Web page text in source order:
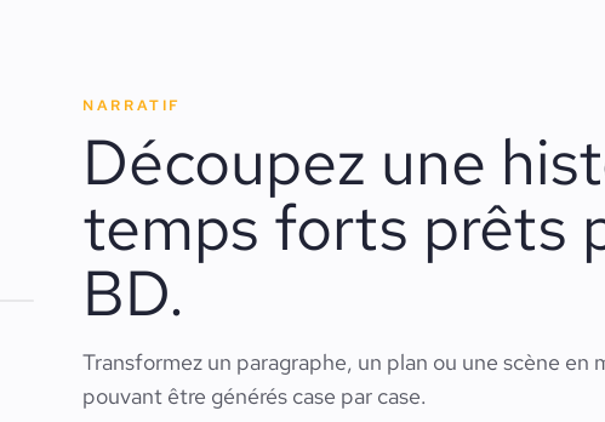
NARRATIF
Découpez une
temps forts prêts
BD.
Transformez un paragraphe, un plan ou une scène en
pouvant être générés case par case.